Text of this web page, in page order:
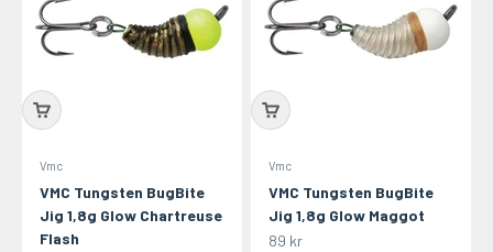
Vmc
VMC Tungsten BugBite
Jig 1,8g Glow Chartreuse
Flash
Vmc
VMC Tungsten BugBite
Jig 1,8g Glow Maggot
REA-pris
89 kr